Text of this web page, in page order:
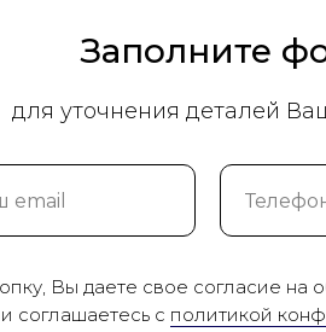
Заполните
для уточнения деталей
Вы даете свое согласие на
и соглашаетесь c политикой